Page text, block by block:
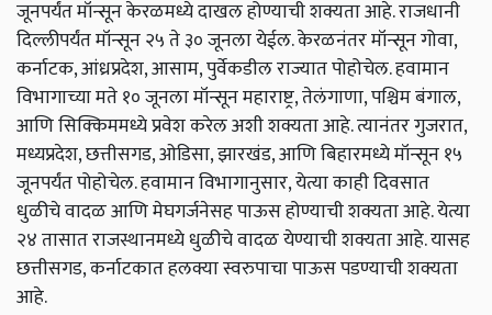
जूनपर्यंत मॉन्सून केरळमध्ये दाखल होण्याची शक्यता आहे. राजधानी
दिल्लीपर्यंत मॉन्सून २५ ते ३० जूनला येईल. केरळनंतर मॉन्सून गोवा,
कर्नाटक, आंध्रप्रदेश, आसाम, पुर्वेकडील राज्यात पोहोचेल. हवामान
विभागाच्या मते १० जूनला मॉन्सून महाराष्ट्र, तेलंगाणा, पश्चिम बंगाल,
आणि सिक्किममध्ये प्रवेश करेल अशी शक्यता आहे. त्यानंतर गुजरात,
मध्यप्रदेश, छत्तीसगड, ओडिसा, झारखंड, आणि बिहारमध्ये मॉन्सून १५
जूनपर्यंत पोहोचेल. हवामान विभागानुसार, येत्या काही दिवसात
धुळीचे वादळ आणि मेघगर्जनेसह पाऊस होण्याची शक्यता आहे. येत्या
२४ तासात राजस्थानमध्ये धुळीचे वादळ येण्याची शक्यता आहे. यासह
छत्तीसगड, कर्नाटकात हलक्या स्वरुपाचा पाऊस पडण्याची शक्यता
आहे.